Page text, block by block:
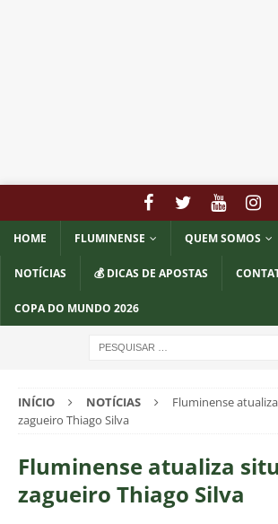
HOME FLUMINENSE QUEM SOMOS
NOTÍCIAS 💰 DICAS DE APOSTAS
COPA DO MUNDO 2026
INÍCIO NOTÍCIAS
Fluminense
zagueiro Thiago Silva
Fluminense atualiza
zagueiro Thiago Silva